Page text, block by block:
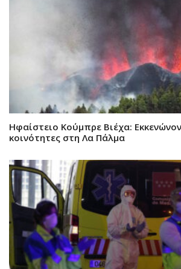
Ηφαίστειο Κούμπρε Βιέχα:
κοινότητες στη Λα Πάλμα